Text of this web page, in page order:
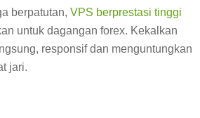
berpatutan, VPS berprestasi tinggi
untuk dagangan forex. Kekalkan
responsif dan menguntungkan
jari.